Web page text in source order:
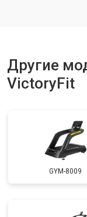
Другие
VictoryFit
GYM-8009